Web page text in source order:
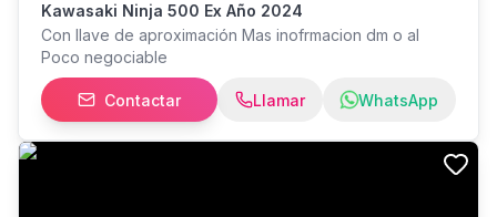
Kawasaki Ninja 500 Ex Año 2024
Con llave de aproximación Mas inofrmacion dm o al
Poco negociable
Contactar Llamar WhatsApp